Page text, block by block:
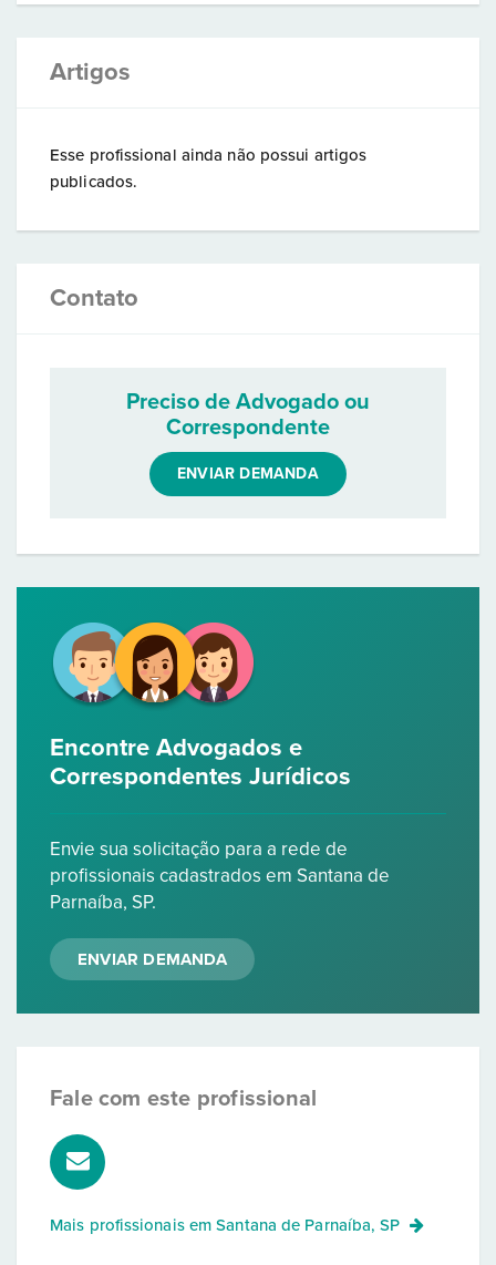
Artigos
Esse profissional ainda não possui artigos
publicados.
Contato
Preciso de Advogado ou
Correspondente
ENVIAR DEMANDA
Encontre Advogados e
Correspondentes Jurídicos
Envie sua solicitação para a rede de
profissionais cadastrados em Santana de
Parnaíba, SP.
ENVIAR DEMANDA
Fale com este profissional
Mais profissionais emSantana de Parnaíba, SP